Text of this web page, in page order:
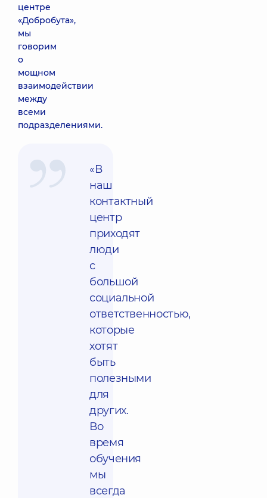
центре
«Добробута»,
мы
говорим
о
мощном
взаимодействии
между
всеми
подразделениями.
«В
наш
контактный
центр
приходят
люди
с
большой
социальной
ответственностью,
которые
хотят
быть
полезными
для
других.
Во
время
обучения
мы
всегда